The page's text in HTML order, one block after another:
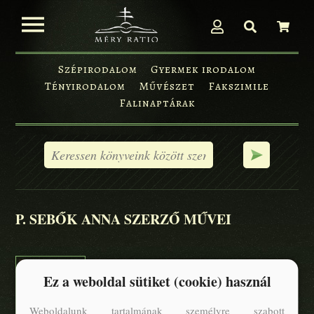
Szépirodalom
Gyermek irodalom
Tényirodalom
Művészet
Fakszimile
Falinaptárak
P. SEBŐK ANNA SZERZŐ MŰVEI
Ez a weboldal sütiket (cookie) használ
Weboldalunk tartalmának személyre szabott